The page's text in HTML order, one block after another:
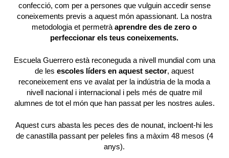
confecció, com per a persones que vulguin accedir sense
coneixements previs a aquest món apassionant. La nostra
metodologia et permetràaprendre des de zero o
perfeccionar els teus coneixements.
Escuela Guerrero està reconeguda a nivell mundial com una
de lesescoles líders en aquest sector, aquest
reconeixement ens ve avalat per la indústria de la moda a
nivell nacional i internacional i pels més de quatre mil
alumnes de tot el món que han passat per les nostres aules.
Aquest curs abasta les peces des de nounat, incloent-hi les
de canastilla passant per peleles fins a màxim 48 mesos (4
anys).